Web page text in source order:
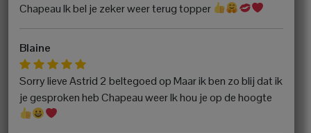
Chapeau Ik bel je zeker weer terug topper
Blaine
Sorry lieve Astrid 2 beltegoed op Maar ik ben zo blij dat ik
je gesproken heb Chapeau weer Ik hou je op de hoogte